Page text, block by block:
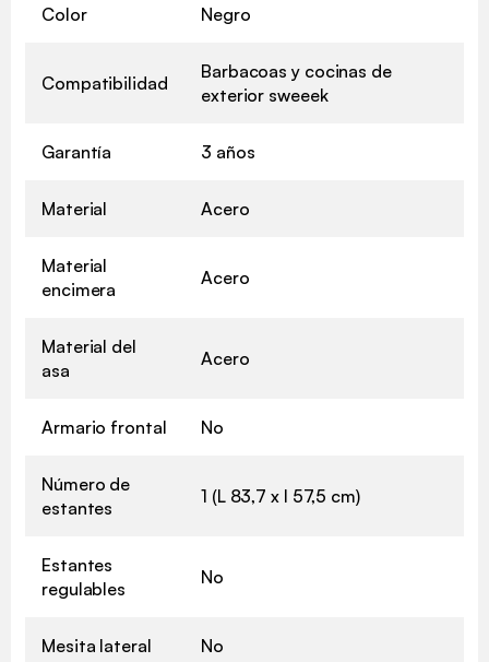
Color Negro
Compatibilidad
Barbacoas y cocinas de
exterior sweeek
Garantía 3 años
Material Acero
Material
encimera
Acero
Material del
asa
Acero
Armario frontal No
Número de
estantes
1 (L 83,7 x l 57,5 cm)
Estantes
regulables
No
Mesita lateral No